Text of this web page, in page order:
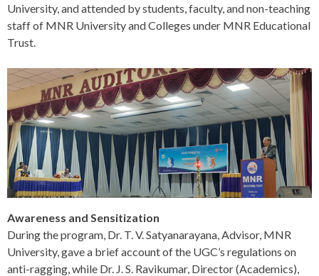
University, and attended by students, faculty, and non-teaching
staff of MNR University and Colleges under MNR Educational
Trust.
Awareness and Sensitization
During the program, Dr. T. V. Satyanarayana, Advisor, MNR
University, gave a brief account of the UGC’s regulations on
anti-ragging, while Dr. J. S. Ravikumar, Director (Academics),